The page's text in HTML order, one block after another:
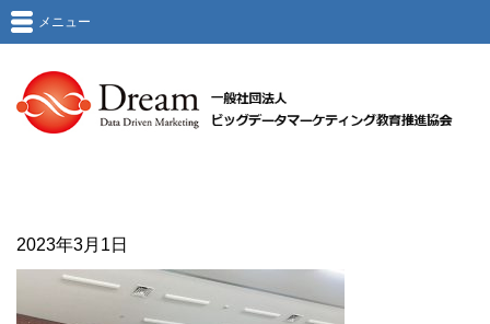
メニュー
2023年3月1日